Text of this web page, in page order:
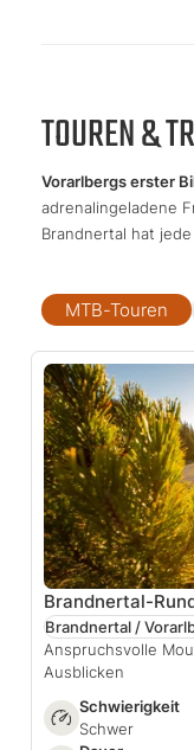
TOUREN &
Vorarlbergs erster
adrenalingeladene
Brandnertal hat
MTB-Touren
Brandnertal-
Brandnertal /
Anspruchsvolle
Ausblicken
Schwierigkeit
Schwer